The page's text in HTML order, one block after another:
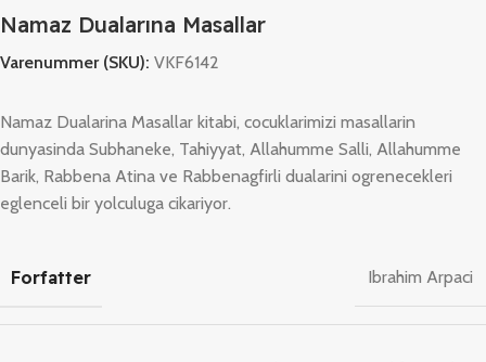
Namaz Dualarına Masallar
Varenummer (SKU): VKF6142
Namaz Dualarina Masallar kitabi, cocuklarimizi masallarin
dunyasinda Subhaneke, Tahiyyat, Allahumme Salli, Allahumme
Barik, Rabbena Atina ve Rabbenagfirli dualarini ogrenecekleri
eglenceli bir yolculuga cikariyor.
Forfatter Ibrahim Arpaci